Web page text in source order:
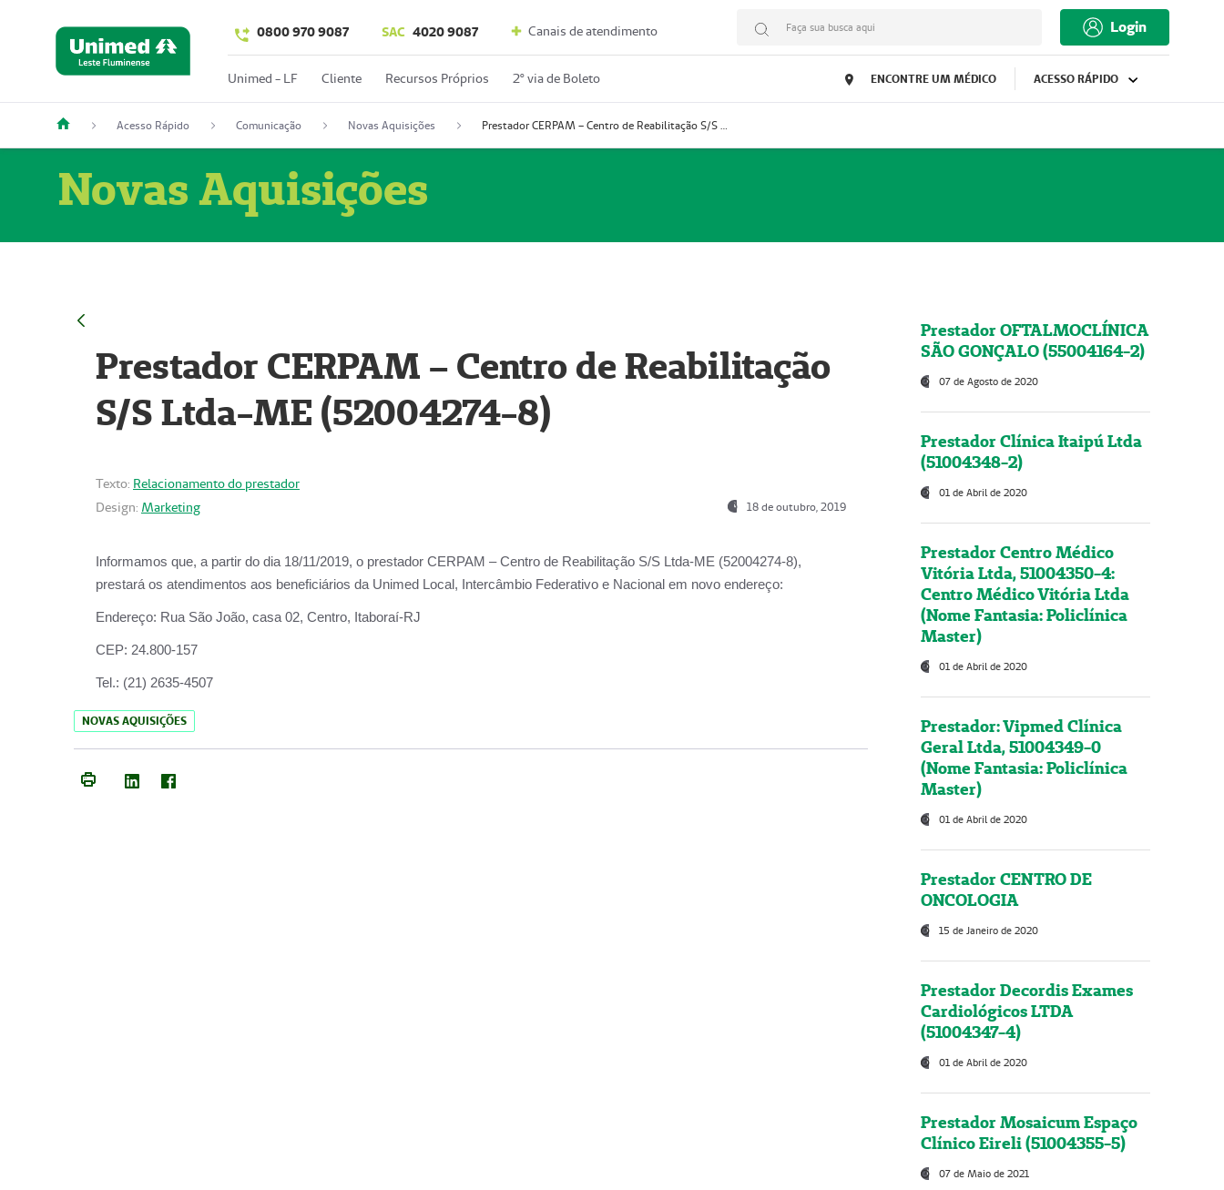
0800 970 9087 SAC 4020 9087 Canais de atendimento Faça sua busca aqui Login
Unimed - LF Cliente Recursos Próprios 2º via de Boleto ENCONTRE UM MÉDICO ACESSO RÁPIDO
Acesso Rápido Comunicação Novas Aquisições Prestador CERPAM – Centro de Reabilitação S/S Ltda-ME (52004274-8)
Novas Aquisições
Prestador CERPAM – Centro de Reabilitação
S/S Ltda-ME (52004274-8)
Texto: Relacionamento do prestador
Design: Marketing 18 de outubro, 2019
Informamos que, a partir do dia 18/11/2019, o prestador CERPAM – Centro de Reabilitação S/S Ltda-ME (52004274-8),
prestará os atendimentos aos beneficiários da Unimed Local, Intercâmbio Federativo e Nacional em novo endereço:
Endereço: Rua São João, casa 02, Centro, Itaboraí-RJ
CEP: 24.800-157
Tel.: (21) 2635-4507
NOVAS AQUISIÇÕES
Prestador OFTALMOCLÍNICA
SÃO GONÇALO (55004164-2)
07 de Agosto de 2020
Prestador Clínica Itaipú Ltda
(51004348-2)
01 de Abril de 2020
Prestador Centro Médico
Vitória Ltda, 51004350-4:
Centro Médico Vitória Ltda
(Nome Fantasia: Policlínica
Master)
01 de Abril de 2020
Prestador: Vipmed Clínica
Geral Ltda, 51004349-0
(Nome Fantasia: Policlínica
Master)
01 de Abril de 2020
Prestador CENTRO DE
ONCOLOGIA
15 de Janeiro de 2020
Prestador Decordis Exames
Cardiológicos LTDA
(51004347-4)
01 de Abril de 2020
Prestador Mosaicum Espaço
Clínico Eireli (51004355-5)
07 de Maio de 2021